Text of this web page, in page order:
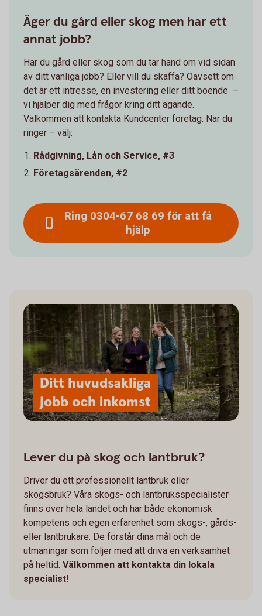
Äger du gård eller skog men har ett
annat jobb?
Har du gård eller skog som du tar hand om vid sidan
av ditt vanliga jobb? Eller vill du skaffa? Oavsett om
det är ett intresse, en investering eller ditt boende –
vi hjälper dig med frågor kring ditt ägande.
Välkommen att kontakta Kundcenter företag. När du
ringer – välj:
Rådgivning, Lån och Service, #3
Företagsärenden, #2
Ring 0304-67 68 69 för att få
hjälp
Ditt huvudsakliga
jobb och inkomst
Lever du på skog och lantbruk?
Driver du ett professionellt lantbruk eller
skogsbruk? Våra skogs- och lantbruksspecialister
finns över hela landet och har både ekonomisk
kompetens och egen erfarenhet som skogs-, gårds-
eller lantbrukare. De förstår dina mål och de
utmaningar som följer med att driva en verksamhet
på heltid. Välkommen att kontakta din lokala
specialist!